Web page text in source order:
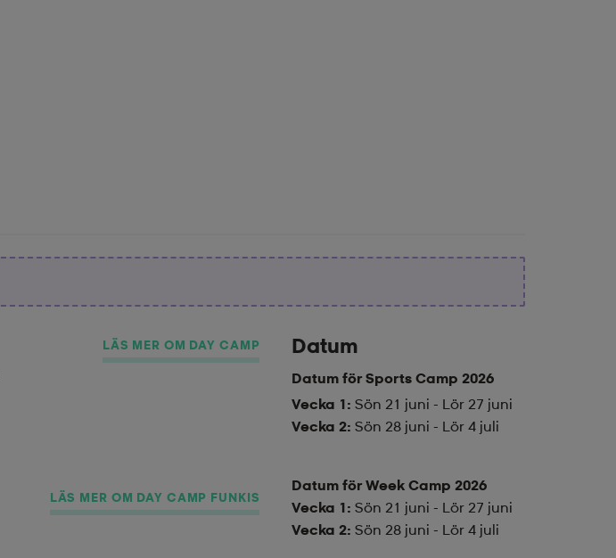
LÄS MER OM DAY CAMP
LÄS MER OM DAY CAMP FUNKIS
Datum
Datum för Sports Camp 2026
Vecka 1: Sön 21 juni - Lör 27 juni
Vecka 2: Sön 28 juni - Lör 4 juli
Datum för Week Camp 2026
Vecka 1: Sön 21 juni - Lör 27 juni
Vecka 2: Sön 28 juni - Lör 4 juli